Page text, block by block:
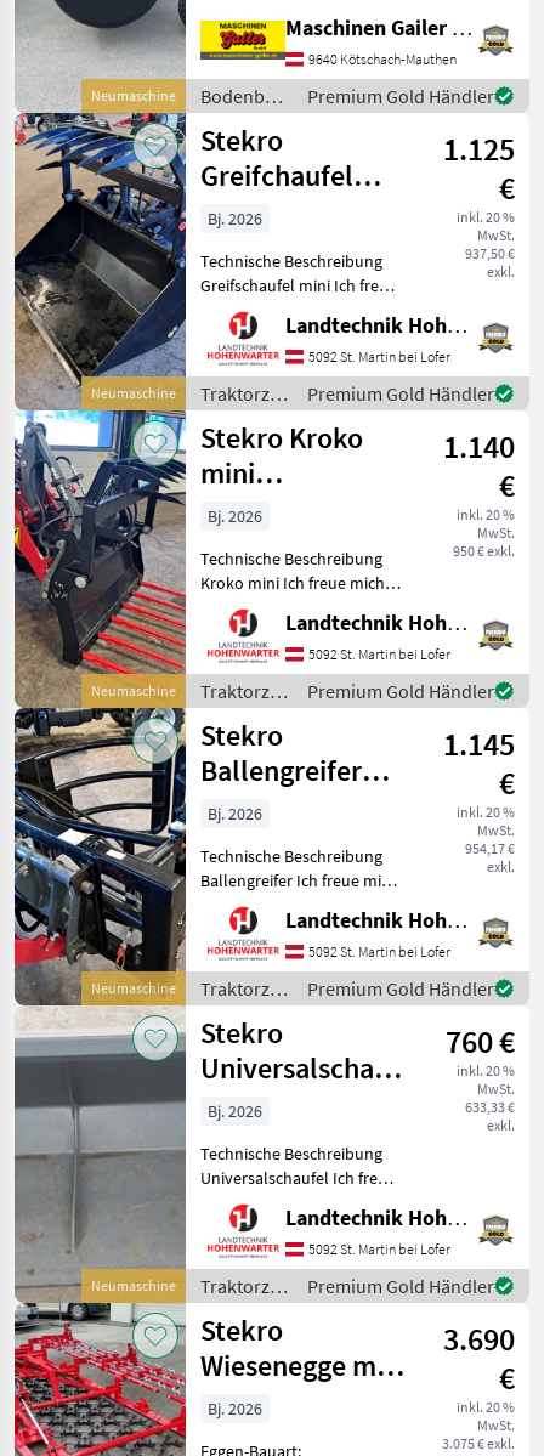
Neumaschine
Wiesenwalze-Glattwalze
befüllbar in folgender
Ausführung: * Arbeitsbreite
260cm * Gesamtbreite 29
Maschinen Gailer GmbH
9640 Kötschach-Mauthen
Bodenbearbeitung
/ Stekro
Premium Gold Händler
Neumaschine
Stekro
Greifchaufel
mini
verschiedene
Aufnahmen
1.125
€
inkl. 20 %
MwSt.
937,50 €
exkl.
Bj. 2026
Technische Beschreibung
Greifschaufel mini Ich freue
mich, Ihnen im
Maschinenzentrum St.
Martin die Greifschaufel
mini ausführlich
vorzustellen und
gegebenenfalls v
Landtechnik Hohenwarter GmbH
5092 St. Martin bei Lofer
Traktorzubehör
/ Stekro
Premium Gold Händler
Neumaschine
Stekro Kroko
mini
verschiedene
Aufnahmen
(25549)
1.140
€
inkl. 20 %
MwSt.
950 € exkl.
Bj. 2026
Technische Beschreibung
Kroko mini Ich freue mich,
Ihnen im
Maschinenzentrum St.
Martin die Kroko mini
ausführlich vorzustellen
und gegebenenfalls
vorzuführen. Unse
Landtechnik Hohenwarter GmbH
5092 St. Martin bei Lofer
Traktorzubehör
/ Stekro
Premium Gold Händler
Neumaschine
Stekro
Ballengreifer
verschiedene
Aufnahmen (255
1.145
€
inkl. 20 %
MwSt.
954,17 €
exkl.
Bj. 2026
Technische Beschreibung
Ballengreifer Ich freue mich,
Ihnen im
Maschinenzentrum St.
Martin die Ballengreifer
ausführlich vorzustellen
und gegebenenfalls
vorzuführen
Landtechnik Hohenwarter GmbH
5092 St. Martin bei Lofer
Traktorzubehör
/ Stekro
Premium Gold Händler
Neumaschine
Stekro
Universalschaufel
verschiedene
Modelle (22075)
760 €
inkl. 20 %
MwSt.
633,33 €
exkl.
Bj. 2026
Technische Beschreibung
Universalschaufel Ich freue
mich, Ihnen im
Maschinenzentrum St.
Martin die
Universalschaufel
ausführlich vorzustellen
und gegebenenfalls vo
Landtechnik Hohenwarter GmbH
5092 St. Martin bei Lofer
Traktorzubehör
/ Stekro
Premium Gold Händler
Stekro
Wiesenegge mit
Striegel (25540)
3.690
€
inkl. 20 %
MwSt.
3.075 € exkl.
Bj. 2026
Eggen-Bauart: